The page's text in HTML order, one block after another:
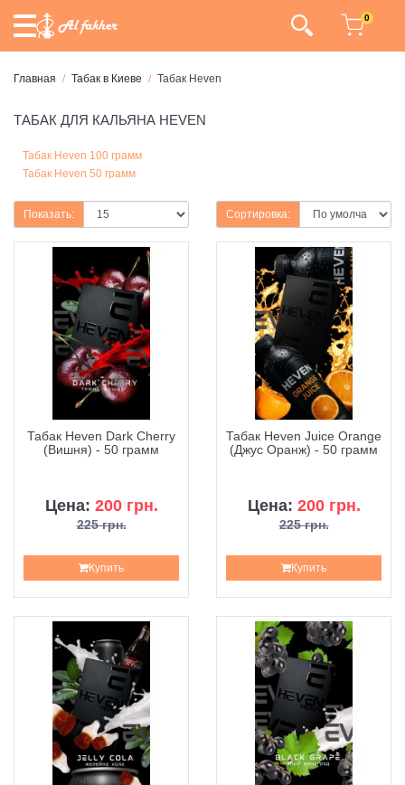
0
Главная Табак в Киеве Табак Heven
ТАБАК ДЛЯ КАЛЬЯНА HEVEN
Табак Heven 100 грамм
Табак Heven 50 грамм
Сортировка:
Показать:
Табак Heven Dark Cherry
(Вишня) - 50 грамм
Цена: 200 грн.
225 грн.
Купить
Табак Heven Juice Orange
(Джус Оранж) - 50 грамм
Цена: 200 грн.
225 грн.
Купить